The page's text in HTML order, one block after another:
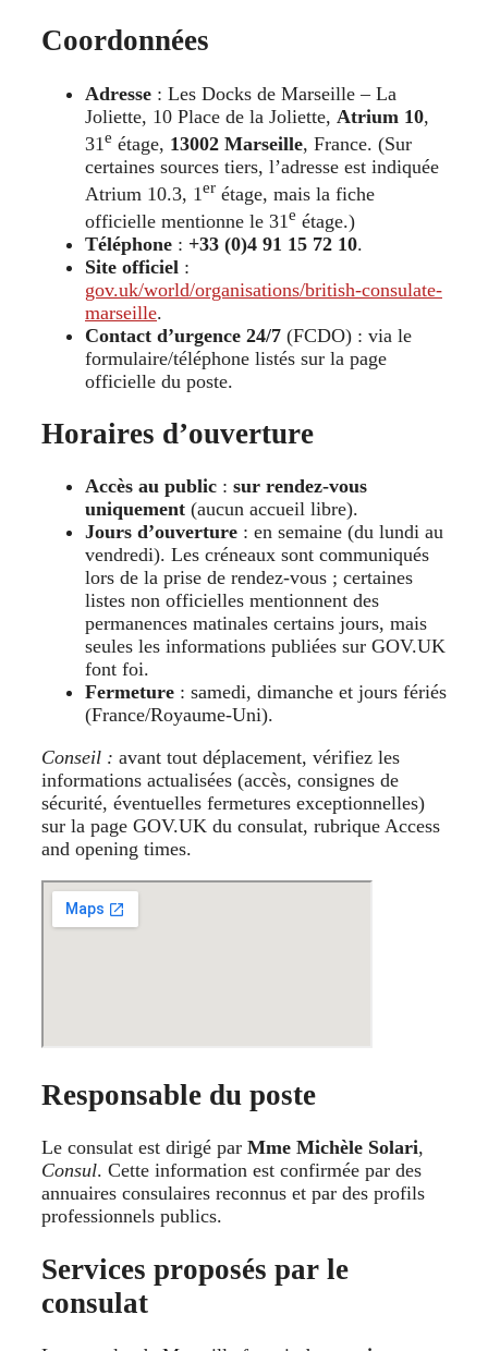
Coordonnées
Adresse : Les Docks de Marseille – La
Joliette, 10 Place de la Joliette, Atrium 10,
31e étage, 13002 Marseille, France. (Sur
certaines sources tiers, l’adresse est indiquée
Atrium 10.3, 1er étage, mais la fiche
officielle mentionne le 31e étage.)
Téléphone : +33 (0)4 91 15 72 10.
Site officiel :
gov.uk/world/organisations/british-consulate-
marseille.
Contact d’urgence 24/7 (FCDO) : via le
formulaire/téléphone listés sur la page
officielle du poste.
Horaires d’ouverture
Accès au public : sur rendez-vous
uniquement (aucun accueil libre).
Jours d’ouverture : en semaine (du lundi au
vendredi). Les créneaux sont communiqués
lors de la prise de rendez-vous ; certaines
listes non officielles mentionnent des
permanences matinales certains jours, mais
seules les informations publiées sur GOV.UK
font foi.
Fermeture : samedi, dimanche et jours fériés
(France/Royaume-Uni).
Conseil : avant tout déplacement, vérifiez les
informations actualisées (accès, consignes de
sécurité, éventuelles fermetures exceptionnelles)
sur la page GOV.UK du consulat, rubrique Access
and opening times.
Responsable du poste
Le consulat est dirigé par Mme Michèle Solari,
Consul. Cette information est confirmée par des
annuaires consulaires reconnus et par des profils
professionnels publics.
Services proposés par le
consulat